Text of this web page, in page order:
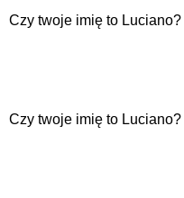
Czy twoje imię to Luciano?
Czy twoje imię to Luciano?